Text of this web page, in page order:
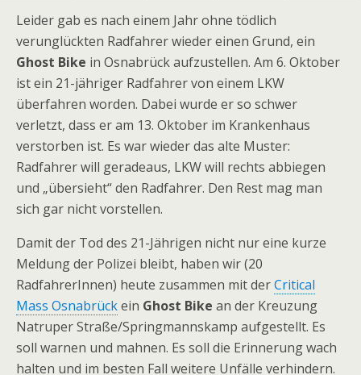
Leider gab es nach einem Jahr ohne tödlich
verunglückten Radfahrer wieder einen Grund, ein
Ghost Bike in Osnabrück aufzustellen. Am 6. Oktober
ist ein 21-jähriger Radfahrer von einem LKW
überfahren worden. Dabei wurde er so schwer
verletzt, dass er am 13. Oktober im Krankenhaus
verstorben ist. Es war wieder das alte Muster:
Radfahrer will geradeaus, LKW will rechts abbiegen
und „übersieht“ den Radfahrer. Den Rest mag man
sich gar nicht vorstellen.
Damit der Tod des 21-Jährigen nicht nur eine kurze
Meldung der Polizei bleibt, haben wir (20
RadfahrerInnen) heute zusammen mit derCritical
Mass Osnabrückein Ghost Bike an der Kreuzung
Natruper Straße/Springmannskamp aufgestellt. Es
soll warnen und mahnen. Es soll die Erinnerung wach
halten und im besten Fall weitere Unfälle verhindern.